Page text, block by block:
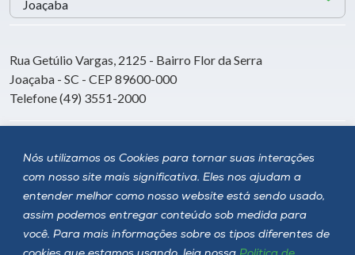
Nós utilizamos os Cookies para tornar suas interações
com nosso site mais significativa. Eles nos ajudam a
entender melhor como nosso website está sendo usado,
assim podemos entregar conteúdo sob medida para
você. Para mais informações sobre os tipos diferentes de
Rua Getúlio Vargas, 2125 - Bairro Flor da Serra
Joaçaba - SC - CEP 89600-000
Telefone (49) 3551-2000
Siga a Unoesc